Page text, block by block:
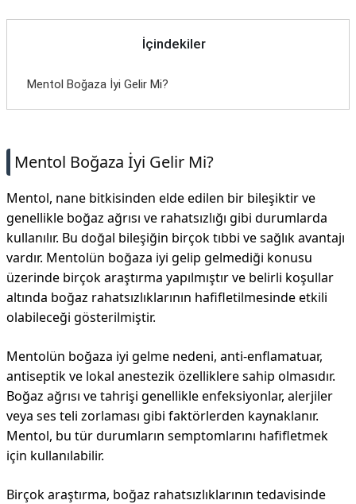
İçindekiler
Mentol Boğaza İyi Gelir Mi?
Mentol Boğaza İyi Gelir Mi?
Mentol, nane bitkisinden elde edilen bir bileşiktir ve
genellikle boğaz ağrısı ve rahatsızlığı gibi durumlarda
kullanılır. Bu doğal bileşiğin birçok tıbbi ve sağlık avantajı
vardır. Mentolün boğaza iyi gelip gelmediği konusu
üzerinde birçok araştırma yapılmıştır ve belirli koşullar
altında boğaz rahatsızlıklarının hafifletilmesinde etkili
olabileceği gösterilmiştir.
Mentolün boğaza iyi gelme nedeni, anti-enflamatuar,
antiseptik ve lokal anestezik özelliklere sahip olmasıdır.
Boğaz ağrısı ve tahrişi genellikle enfeksiyonlar, alerjiler
veya ses teli zorlaması gibi faktörlerden kaynaklanır.
Mentol, bu tür durumların semptomlarını hafifletmek
için kullanılabilir.
Birçok araştırma, boğaz rahatsızlıklarının tedavisinde